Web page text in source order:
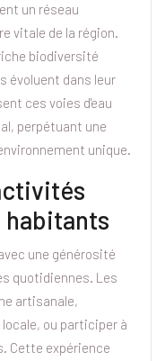
un réseau
vitale de la région.
biodiversité
évoluent dans leur
ces voies d'eau
perpétuant une
unique.
une générosité
quotidiennes. Les
artisanale,
ou participer à
Cette expérience